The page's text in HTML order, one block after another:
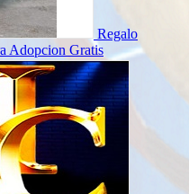
Regalo
Adopcion Gratis